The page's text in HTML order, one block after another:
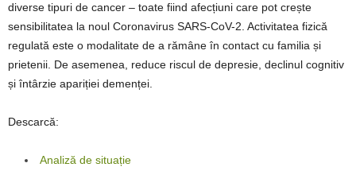
diverse tipuri de cancer – toate fiind afecțiuni care pot crește
sensibilitatea la noul Coronavirus SARS-CoV-2. Activitatea fizică
regulată este o modalitate de a rămâne în contact cu familia și
prietenii. De asemenea, reduce riscul de depresie, declinul cognitiv
și întârzie apariției demenței.
Descarcă:
Analiză de situație